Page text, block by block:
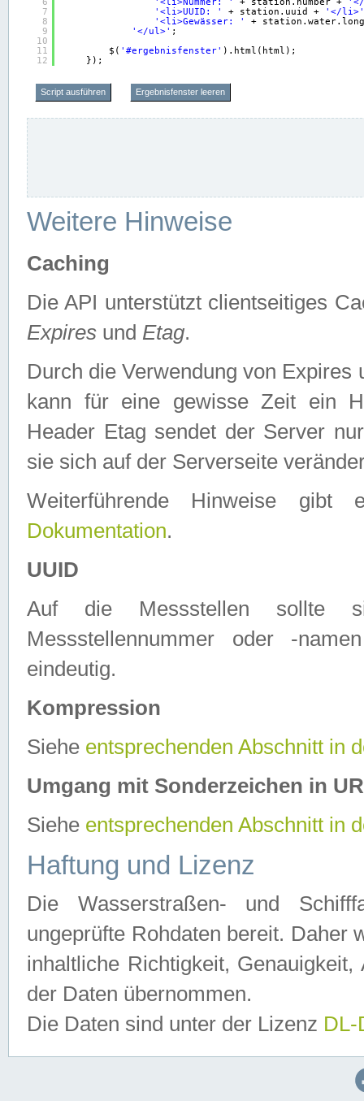
7
8
9
10
11
12
'<li>UUID: '
+ station.uuid +
'</li>'
'<li>Gewässer: '
+
'</ul>' ;
$( '#ergebnisfenster' ).html(html);
});
Script ausführen Ergebnisfenster leeren
Weitere Hinweise
Caching
Die API unterstützt clientseitiges
Expires und Etag.
Durch die Verwendung von
kann für eine gewisse Zeit ein
Header Etag sendet der Server
sie sich auf der Serverseite
Weiterführende Hinweise
Dokumentation.
UUID
Auf die Messstellen sollte
Messstellennummer oder -
eindeutig.
Kompression
Siehe entsprechenden Abschnitt in
Umgang mit Sonderzeichen in
Siehe entsprechenden Abschnitt in
Haftung und Lizenz
Die Wasserstraßen- und
ungeprüfte Rohdaten bereit. Daher
inhaltliche Richtigkeit,
der Daten übernommen.
Die Daten sind unter der Lizenz